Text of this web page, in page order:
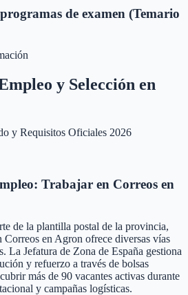
de examen (Temario
y Selección en
y Requisitos Oficiales 2026
Trabajar en Correos en
de la plantilla postal de la provincia,
Correos en Agron ofrece diversas vías
La Jefatura de Zona de España gestiona
y refuerzo a través de bolsas
más de 90 vacantes activas durante
y campañas logísticas.